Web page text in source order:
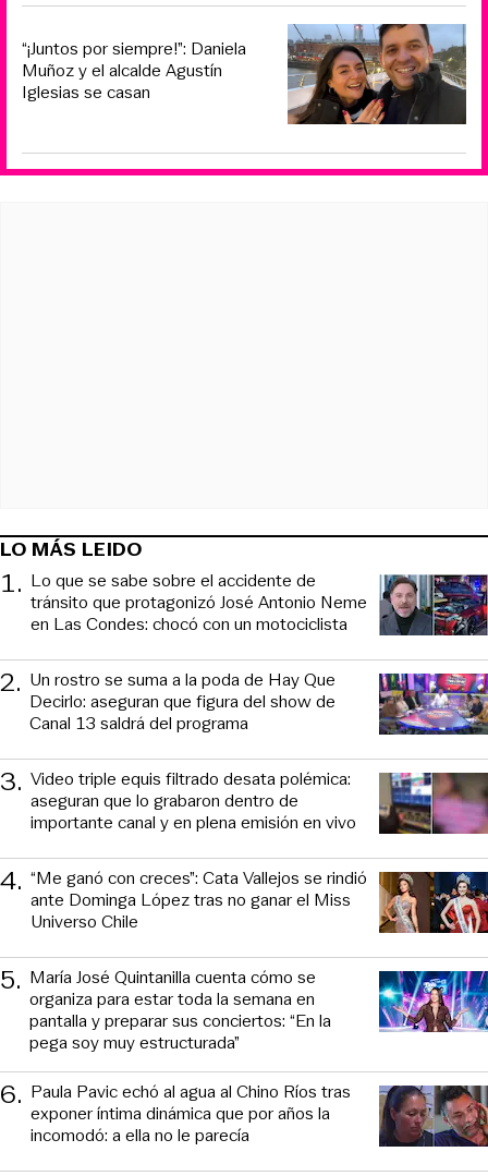
“¡Juntos por siempre!”: Daniela
Muñoz y el alcalde Agustín
Iglesias se casan
LO MÁS LEIDO
1. Lo que se sabe sobre el accidente de
tránsito que protagonizó José Antonio Neme
en Las Condes: chocó con un motociclista
2. Un rostro se suma a la poda de Hay Que
Decirlo: aseguran que figura del show de
Canal 13 saldrá del programa
3. Video triple equis filtrado desata polémica:
aseguran que lo grabaron dentro de
importante canal y en plena emisión en vivo
4. “Me ganó con creces”: Cata Vallejos se rindió
ante Dominga López tras no ganar el Miss
Universo Chile
5. María José Quintanilla cuenta cómo se
organiza para estar toda la semana en
pantalla y preparar sus conciertos: “En la
pega soy muy estructurada”
6. Paula Pavic echó al agua al Chino Ríos tras
exponer íntima dinámica que por años la
incomodó: a ella no le parecía